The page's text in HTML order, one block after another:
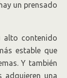
un prensado
alto contenido
estable que
Y también
adquieren una